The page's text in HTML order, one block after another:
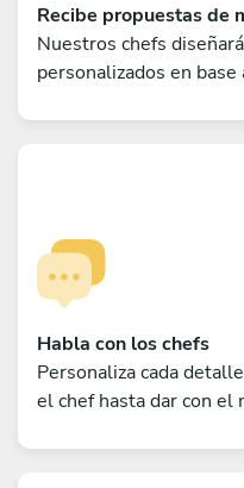
Recibe propuestas de
Nuestros chefs
personalizados en
Habla con los chefs
Personaliza cada
el chef hasta dar con el